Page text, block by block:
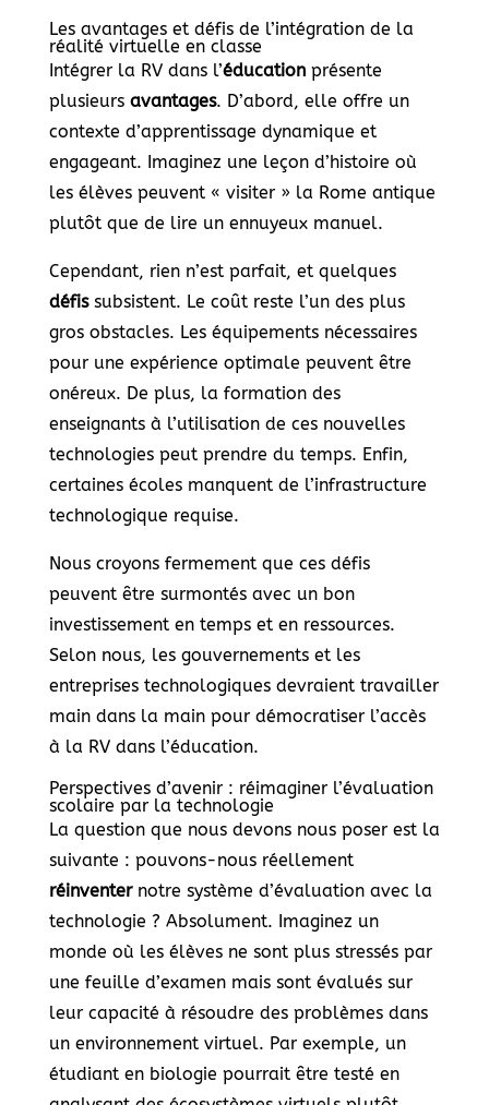
Les avantages et défis de l’intégration de la
réalité virtuelle en classe
Intégrer la RV dans l’éducationprésente
plusieurs avantages. D’abord, elle offre un
contexte d’apprentissage dynamique et
engageant. Imaginez une leçon d’histoire où
les élèves peuvent « visiter » la Rome antique
plutôt que de lire un ennuyeux manuel.
Cependant, rien n’est parfait, et quelques
défissubsistent. Le coût reste l’un des plus
gros obstacles. Les équipements nécessaires
pour une expérience optimale peuvent être
onéreux. De plus, la formation des
enseignants à l’utilisation de ces nouvelles
technologies peut prendre du temps. Enfin,
certaines écoles manquent de l’infrastructure
technologique requise.
Nous croyons fermement que ces défis
peuvent être surmontés avec un bon
investissement en temps et en ressources.
Selon nous, les gouvernements et les
entreprises technologiques devraient travailler
main dans la main pour démocratiser l’accès
à la RV dans l’éducation.
Perspectives d’avenir : réimaginer l’évaluation
scolaire par la technologie
La question que nous devons nous poser est la
suivante : pouvons-nous réellement
réinventernotre système d’évaluation avec la
technologie ? Absolument. Imaginez un
monde où les élèves ne sont plus stressés par
une feuille d’examen mais sont évalués sur
leur capacité à résoudre des problèmes dans
un environnement virtuel. Par exemple, un
étudiant en biologie pourrait être testé en